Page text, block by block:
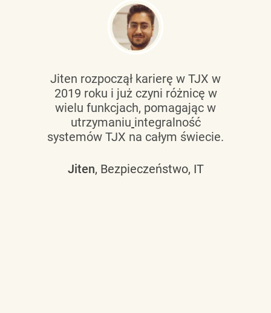
Jiten rozpoczął karierę w TJX w
2019 roku i już czyni różnicę w
wielu funkcjach, pomagając w
utrzymaniu integralność
systemów TJX na całym świecie.
Jiten, Bezpieczeństwo, IT